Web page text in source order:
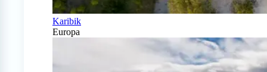
Karibik
Europa